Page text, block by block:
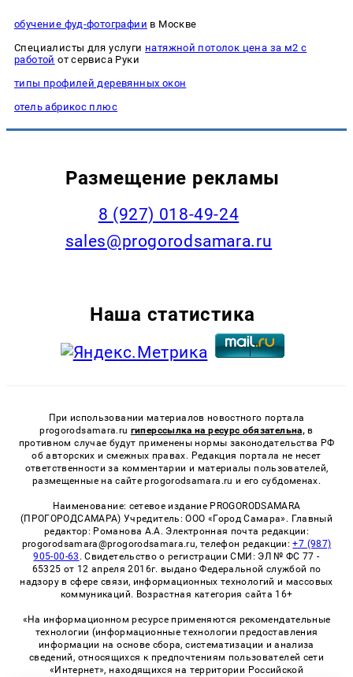
обучение фуд-фотографии в Москве
Специалисты для услуги натяжной потолок цена за м2 с
работой от сервиса Руки
типы профилей деревянных окон
отель абрикос плюс
Размещение рекламы
8 (927) 018-49-24
sales@progorodsamara.ru
Наша статистика
При использовании материалов новостного портала
progorodsamara.ru гиперссылка на ресурс обязательна, в
противном случае будут применены нормы законодательства РФ
об авторских и смежных правах. Редакция портала не несет
ответственности за комментарии и материалы пользователей,
размещенные на сайте progorodsamara.ru и его субдоменах.
Наименование: сетевое издание PROGORODSAMARA
(ПРОГОРОДСАМАРА) Учредитель: ООО «Город Самара». Главный
редактор: Романова А.А. Электронная почта редакции:
progorodsamara@progorodsamara.ru, телефон редакции:+7 (987)
905-00-63 . Свидетельство о регистрации СМИ: ЭЛ № ФС 77 -
65325 от 12 апреля 2016г. выдано Федеральной службой по
надзору в сфере связи, информационных технологий и массовых
коммуникаций. Возрастная категория сайта 16+
«На информационном ресурсе применяются рекомендательные
технологии (информационные технологии предоставления
информации на основе сбора, систематизации и анализа
сведений, относящихся к предпочтениям пользователей сети
«Интернет», находящихся на территории Российской